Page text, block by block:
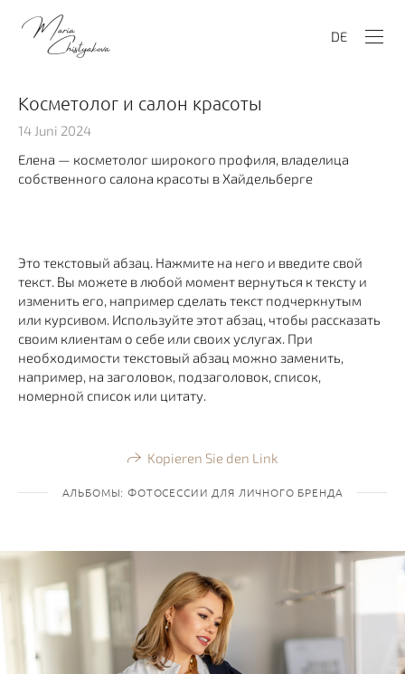
DE
Косметолог и салон красоты
14 Juni 2024
Елена — косметолог широкого профиля, владелица
собственного салона красоты в Хайдельберге
Это текстовый абзац. Нажмите на него и введите свой
текст. Вы можете в любой момент вернуться к тексту и
изменить его, например сделать текст подчеркнутым
или курсивом. Используйте этот абзац, чтобы рассказать
своим клиентам о себе или своих услугах. При
необходимости текстовый абзац можно заменить,
например, на заголовок, подзаголовок, список,
номерной список или цитату.
Kopieren Sie den Link
АЛЬБОМЫ: ФОТОСЕССИИ ДЛЯ ЛИЧНОГО БРЕНДА